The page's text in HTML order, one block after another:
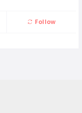
Follow